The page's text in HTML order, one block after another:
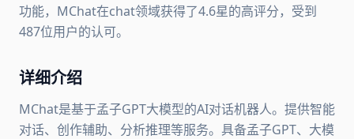
功能，MChat在chat领域获得了4.6星的高评分，受到
487位用户的认可。
详细介绍
MChat是基于孟子GPT大模型的AI对话机器人。提供智能
对话、创作辅助、分析推理等服务。具备孟子GPT、大模